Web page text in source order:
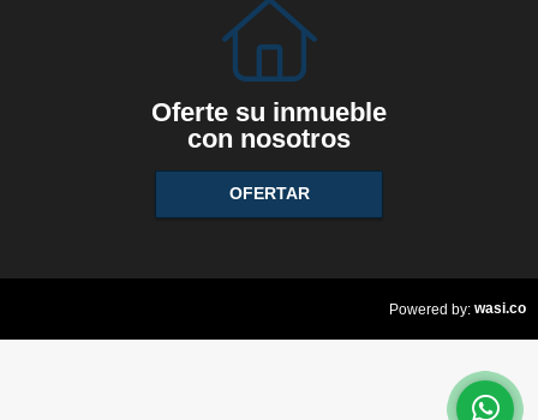
Oferte su inmueble
con nosotros
OFERTAR
Powered by: wasi.co